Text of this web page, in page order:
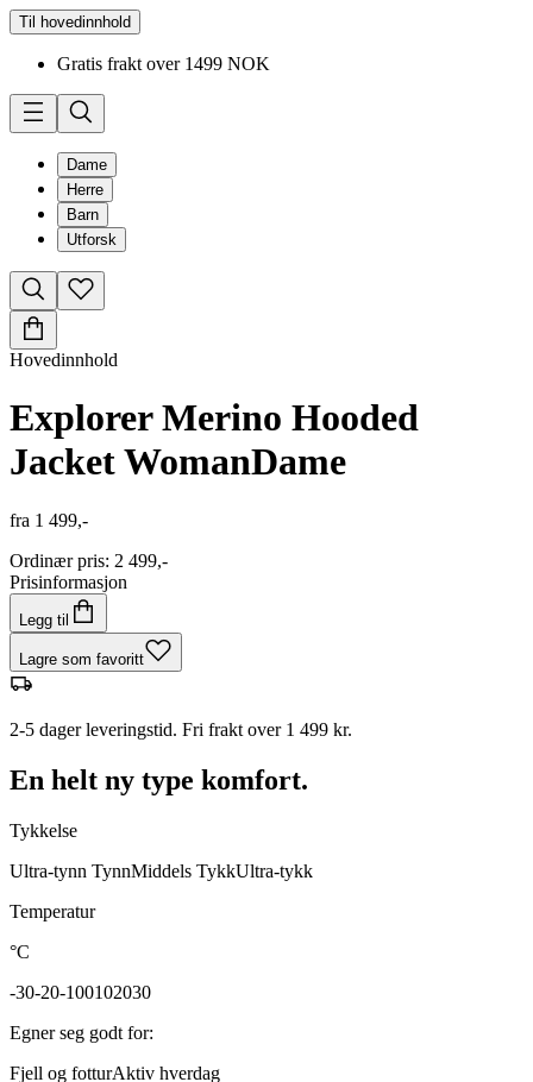
Til hovedinnhold
Gratis frakt over 1499 NOK
Dame
Herre
Barn
Utforsk
Hovedinnhold
Explorer Merino Hooded
Jacket WomanDame
fra 1 499,-
Ordinær pris: 2 499,-
Prisinformasjon
Legg til
Lagre som favoritt
2-5 dager leveringstid. Fri frakt over 1 499 kr.
En helt ny type komfort.
Tykkelse
Ultra-tynn TynnMiddels TykkUltra-tykk
Temperatur
°C
-30-20-100102030
Egner seg godt for:
Fjell og fotturAktiv hverdag